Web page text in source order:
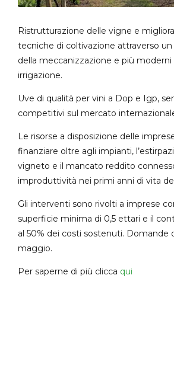
Ristrutturazione delle vigne e
tecniche di coltivazione attraverso
della meccanizzazione e più moderni
irrigazione.
Uve di qualità per vini a Dop e Igp,
competitivi sul mercato
Le risorse a disposizione delle
finanziare oltre agli impianti,
vigneto e il mancato reddito
improduttività nei primi anni di vita
Gli interventi sono rivolti a imprese
superficie minima di 0,5 ettari e il
al 50% dei costi sostenuti. Domande
maggio.
Per saperne di più clicca qui